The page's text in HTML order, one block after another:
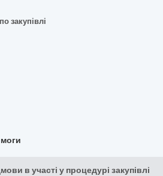
закупівлі
в участі у процедурі закупівлі